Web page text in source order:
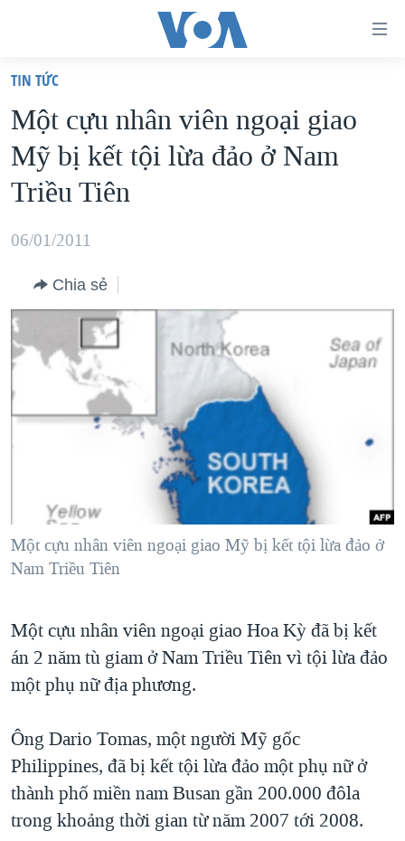
truy
cập
Tới
nội
chính
hướng
chính
Đi
tới
"Tìm"
VIỆT NAM
HOA KỲ
BIỂN ĐÔNG
THẾ GIỚI
DIỄN ĐÀN
MỤC
TỰ DO BÁO CHÍ
VẠCH TRẦN TIN GIẢ
NGƯỜI VIỆT HẢI NGOẠI
KHOA HỌC
SỨC KHOẺ
GIÁO DỤC
CHUYÊN ĐỀ
CHIẾN TRANH THƯƠNG MẠI CỦA MỸ: QUÁ KHỨ VÀ HIỆN
HÀNH TRÌNH BẦU CỬ 2024
MỘT NĂM CHIẾN TRANH TẠI DẢI GAZA
GIẢI MÃ VÀNH ĐAI & CON ĐƯỜNG
NGÀY TỊ NẠN THẾ GIỚI
TRỊNH VĨNH BÌNH - NGƯỜI HẠ 'BÊN THẮNG CUỘC'
CHI PHÍ CHIẾN TRANH AFGHANISTAN
CÁC GIÁ TRỊ CỘNG HÒA Ở VIỆT NAM
TRỊNH VĨNH BÌNH VS. CHÍNH PHỦ VIỆT NAM
NGƯ DÂN VIỆT VÀ LÀN SÓNG TRỘM HẢI SÂM
BÊN KIA QUỐC LỘ: TIẾNG VỌNG TỪ NÔNG THÔN MỸ
QUAN HỆ VIỆT MỸ
HỌC TIẾNG ANH
VIDEO
MẠNG XÃ HỘI
TIN TỨC
Một cựu nhân viên ngoại giao
Mỹ bị kết tội lừa đảo ở Nam
Triều Tiên
06/01/2011
Chia sẻ
Một cựu nhân viên ngoại giao Mỹ bị kết tội lừa đảo ở
Nam Triều Tiên
Một cựu nhân viên ngoại giao Hoa Kỳ đã bị kết
án 2 năm tù giam ở Nam Triều Tiên vì tội lừa đảo
một phụ nữ địa phương.
Ông Dario Tomas, một người Mỹ gốc
Philippines, đã bị kết tội lừa đảo một phụ nữ ở
thành phố miền nam Busan gần 200.000 đôla
trong khoảng thời gian từ năm 2007 tới 2008.